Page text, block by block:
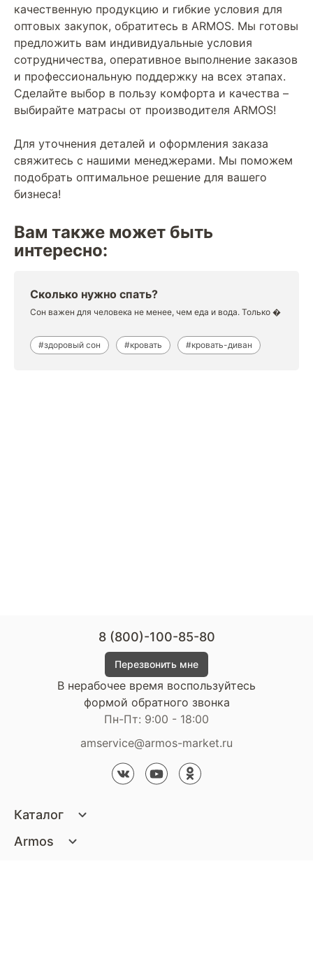
качественную продукцию и гибкие условия для
оптовых закупок, обратитесь в ARMOS. Мы готовы
предложить вам индивидуальные условия
сотрудничества, оперативное выполнение заказов
и профессиональную поддержку на всех этапах.
Сделайте выбор в пользу комфорта и качества –
выбирайте матрасы от производителя ARMOS!
Для уточнения деталей и оформления заказа
свяжитесь с нашими менеджерами. Мы поможем
подобрать оптимальное решение для вашего
бизнеса!
Вам также может быть
интересно:
Сколько нужно спать?
Сон важен для человека не менее, чем еда и вода. Только �
#здоровый сон #кровать #кровать-диван
Каталог
Кровати
Armos
8 (800)-100-85-80
Перезвонить мне
В нерабочее время воспользуйтесь
формой обратного звонка
Пн-Пт: 9:00 - 18:00
amservice@armos-market.ru